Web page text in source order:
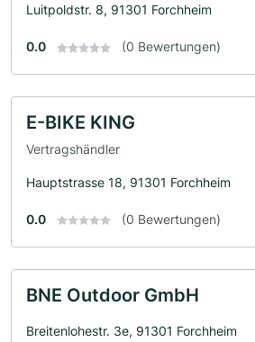
Luitpoldstr. 8, 91301 Forchheim
0.0 (0 Bewertungen)
E-BIKE KING
Vertragshändler
Hauptstrasse 18, 91301 Forchheim
0.0 (0 Bewertungen)
BNE Outdoor GmbH
Breitenlohestr. 3e, 91301 Forchheim